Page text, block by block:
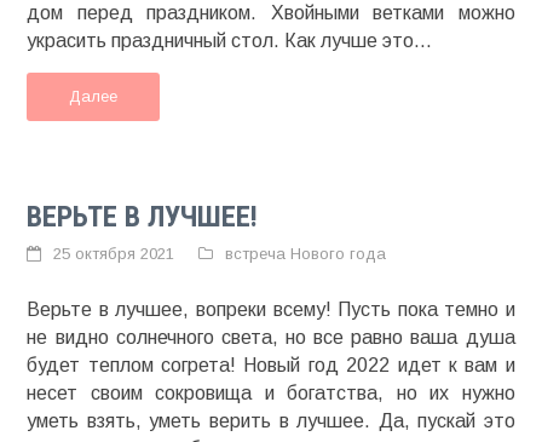
дом перед праздником. Хвойными ветками можно
украсить праздничный стол. Как лучше это...
Далее
ВЕРЬТЕ В ЛУЧШЕЕ!
25 октября 2021 встреча Нового года
Верьте в лучшее, вопреки всему! Пусть пока темно и
не видно солнечного света, но все равно ваша душа
будет теплом согрета! Новый год 2022 идет к вам и
несет своим сокровища и богатства, но их нужно
уметь взять, уметь верить в лучшее. Да, пускай это